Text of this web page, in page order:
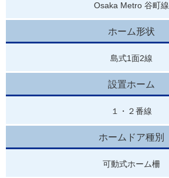
Osaka Metro 谷町線
ホーム形状
島式1面2線
設置ホーム
１・２番線
ホームドア種別
可動式ホーム柵